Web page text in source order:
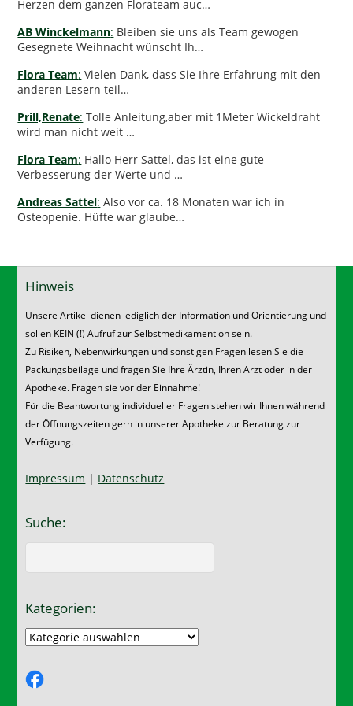
Herzen dem ganzen Florateam auc…
AB Winckelmann: Bleiben sie uns als Team gewogen
Gesegnete Weihnacht wünscht Ih…
Flora Team: Vielen Dank, dass Sie Ihre Erfahrung mit den
anderen Lesern teil…
Prill,Renate: Tolle Anleitung,aber mit 1Meter Wickeldraht
wird man nicht weit …
Flora Team: Hallo Herr Sattel, das ist eine gute
Verbesserung der Werte und …
Andreas Sattel: Also vor ca. 18 Monaten war ich in
Osteopenie. Hüfte war glaube…
Hinweis
Unsere Artikel dienen lediglich der Information und Orientierung und
sollen KEIN (!) Aufruf zur Selbstmedikamention sein.
Zu Risiken, Nebenwirkungen und sonstigen Fragen lesen Sie die
Packungsbeilage und fragen Sie Ihre Ärztin, Ihren Arzt oder in der
Apotheke. Fragen sie vor der Einnahme!
Für die Beantwortung individueller Fragen stehen wir Ihnen während
der Öffnungszeiten gern in unserer Apotheke zur Beratung zur
Verfügung.
Impressum | Datenschutz
Suche:
Kategorien:
Kategorien: